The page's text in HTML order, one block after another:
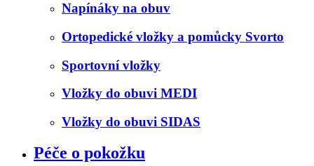
Napínáky na obuv
Ortopedické vložky a pomůcky Svorto
Sportovní vložky
Vložky do obuvi MEDI
Vložky do obuvi SIDAS
Péče o pokožku